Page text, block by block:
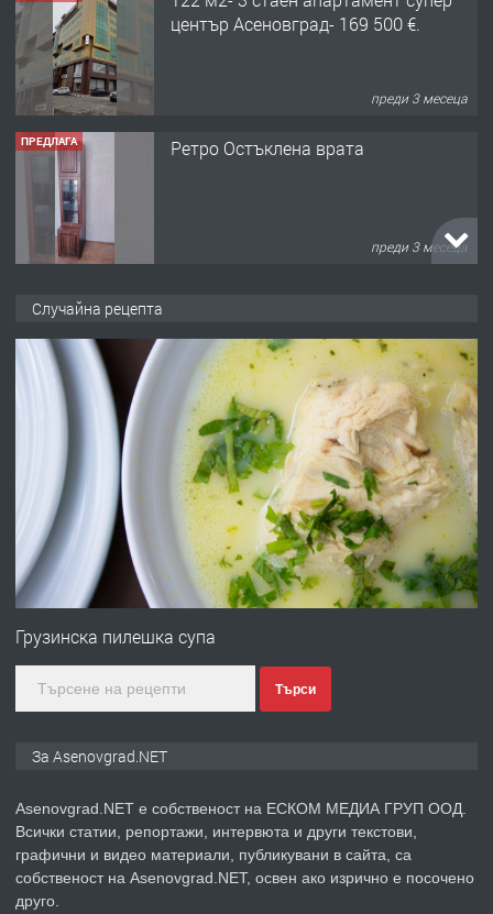
ПРЕДЛАГА
ПРЕДЛАГА
🌟HYUNDAI i10 - 2024 | Само 55 лв./
преди 10 месеца
ПРЕДЛАГА
Професионална броячна машина -
със сертификат от ЕЦБ
преди 1 година
ПРЕДЛАГА
Професионална зеленчукорезачка
за заведения и дома
Дава под наем Асеновград
ПРЕДЛАГА
Давам индивидуалани уроци по
Немски език
Случайна рецепта
Грузинска пилешка супа
Търси
За Asenovgrad.NET
Asenovgrad.NET е собственост на ЕСКОМ МЕДИА ГРУП ООД.
Всички статии, репортажи, интервюта и други текстови,
графични и видео материали, публикувани в сайта, са
собственост на Asenovgrad.NET, освен ако изрично е посочено
друго.